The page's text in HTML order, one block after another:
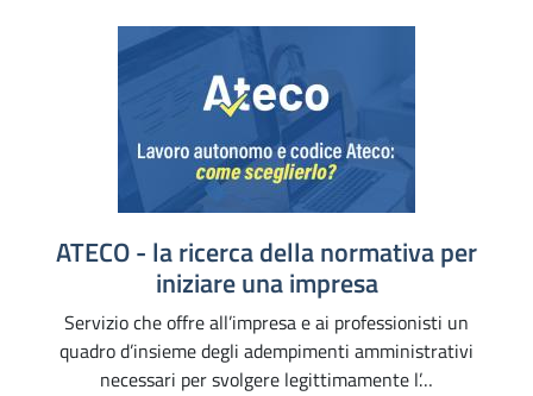
ATECO - la ricerca della normativa per
iniziare una impresa
Servizio che offre all’impresa e ai professionisti un
quadro d’insieme degli adempimenti amministrativi
necessari per svolgere legittimamente l’…